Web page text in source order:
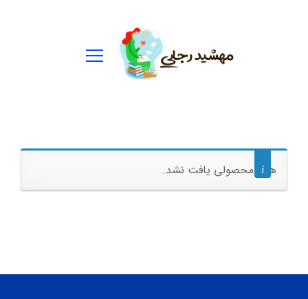
هیچ محصولی یافت نشد.